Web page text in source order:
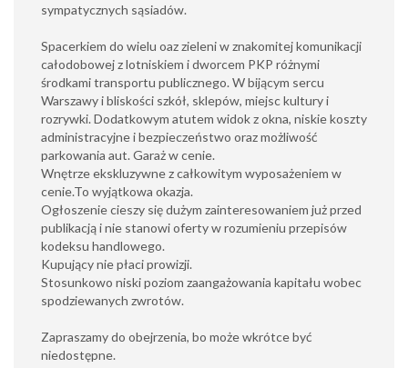
sympatycznych sąsiadów.
Spacerkiem do wielu oaz zieleni w znakomitej komunikacji
całodobowej z lotniskiem i dworcem PKP różnymi
środkami transportu publicznego. W bijącym sercu
Warszawy i bliskości szkół, sklepów, miejsc kultury i
rozrywki. Dodatkowym atutem widok z okna, niskie koszty
administracyjne i bezpieczeństwo oraz możliwość
parkowania aut. Garaż w cenie.
Wnętrze ekskluzywne z całkowitym wyposażeniem w
cenie.To wyjątkowa okazja.
Ogłoszenie cieszy się dużym zainteresowaniem już przed
publikacją i nie stanowi oferty w rozumieniu przepisów
kodeksu handlowego.
Kupujący nie płaci prowizji.
Stosunkowo niski poziom zaangażowania kapitału wobec
spodziewanych zwrotów.
Zapraszamy do obejrzenia, bo może wkrótce być
niedostępne.